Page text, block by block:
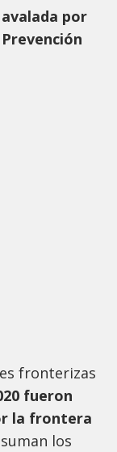
por
fronterizas
fueron
la frontera
los